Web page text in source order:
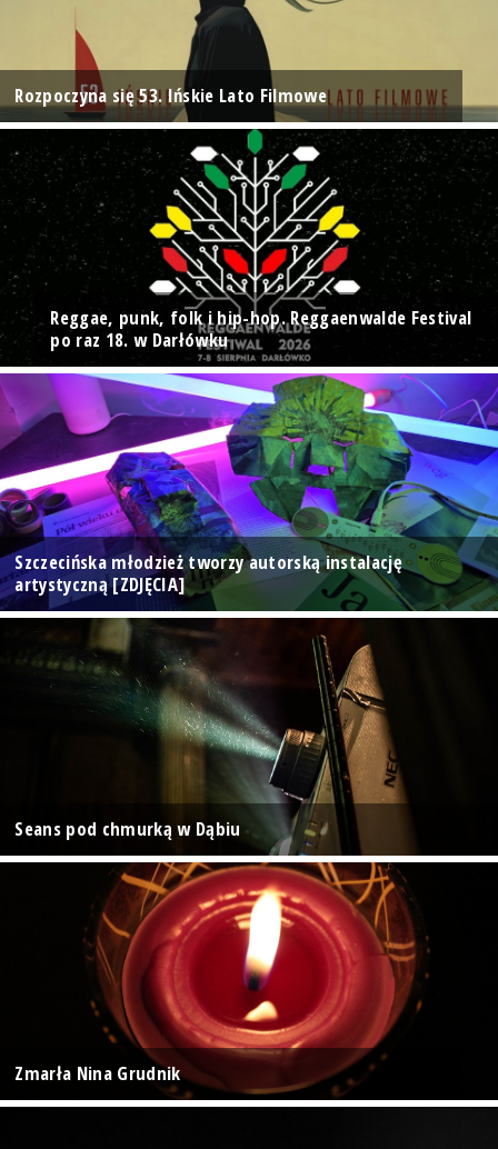
Rozpoczyna się 53. Ińskie Lato Filmowe
Reggae, punk, folk i hip-hop. Reggaenwalde Festival
po raz 18. w Darłówku
Szczecińska młodzież tworzy autorską instalację
artystyczną [ZDJĘCIA]
Seans pod chmurką w Dąbiu
Zmarła Nina Grudnik